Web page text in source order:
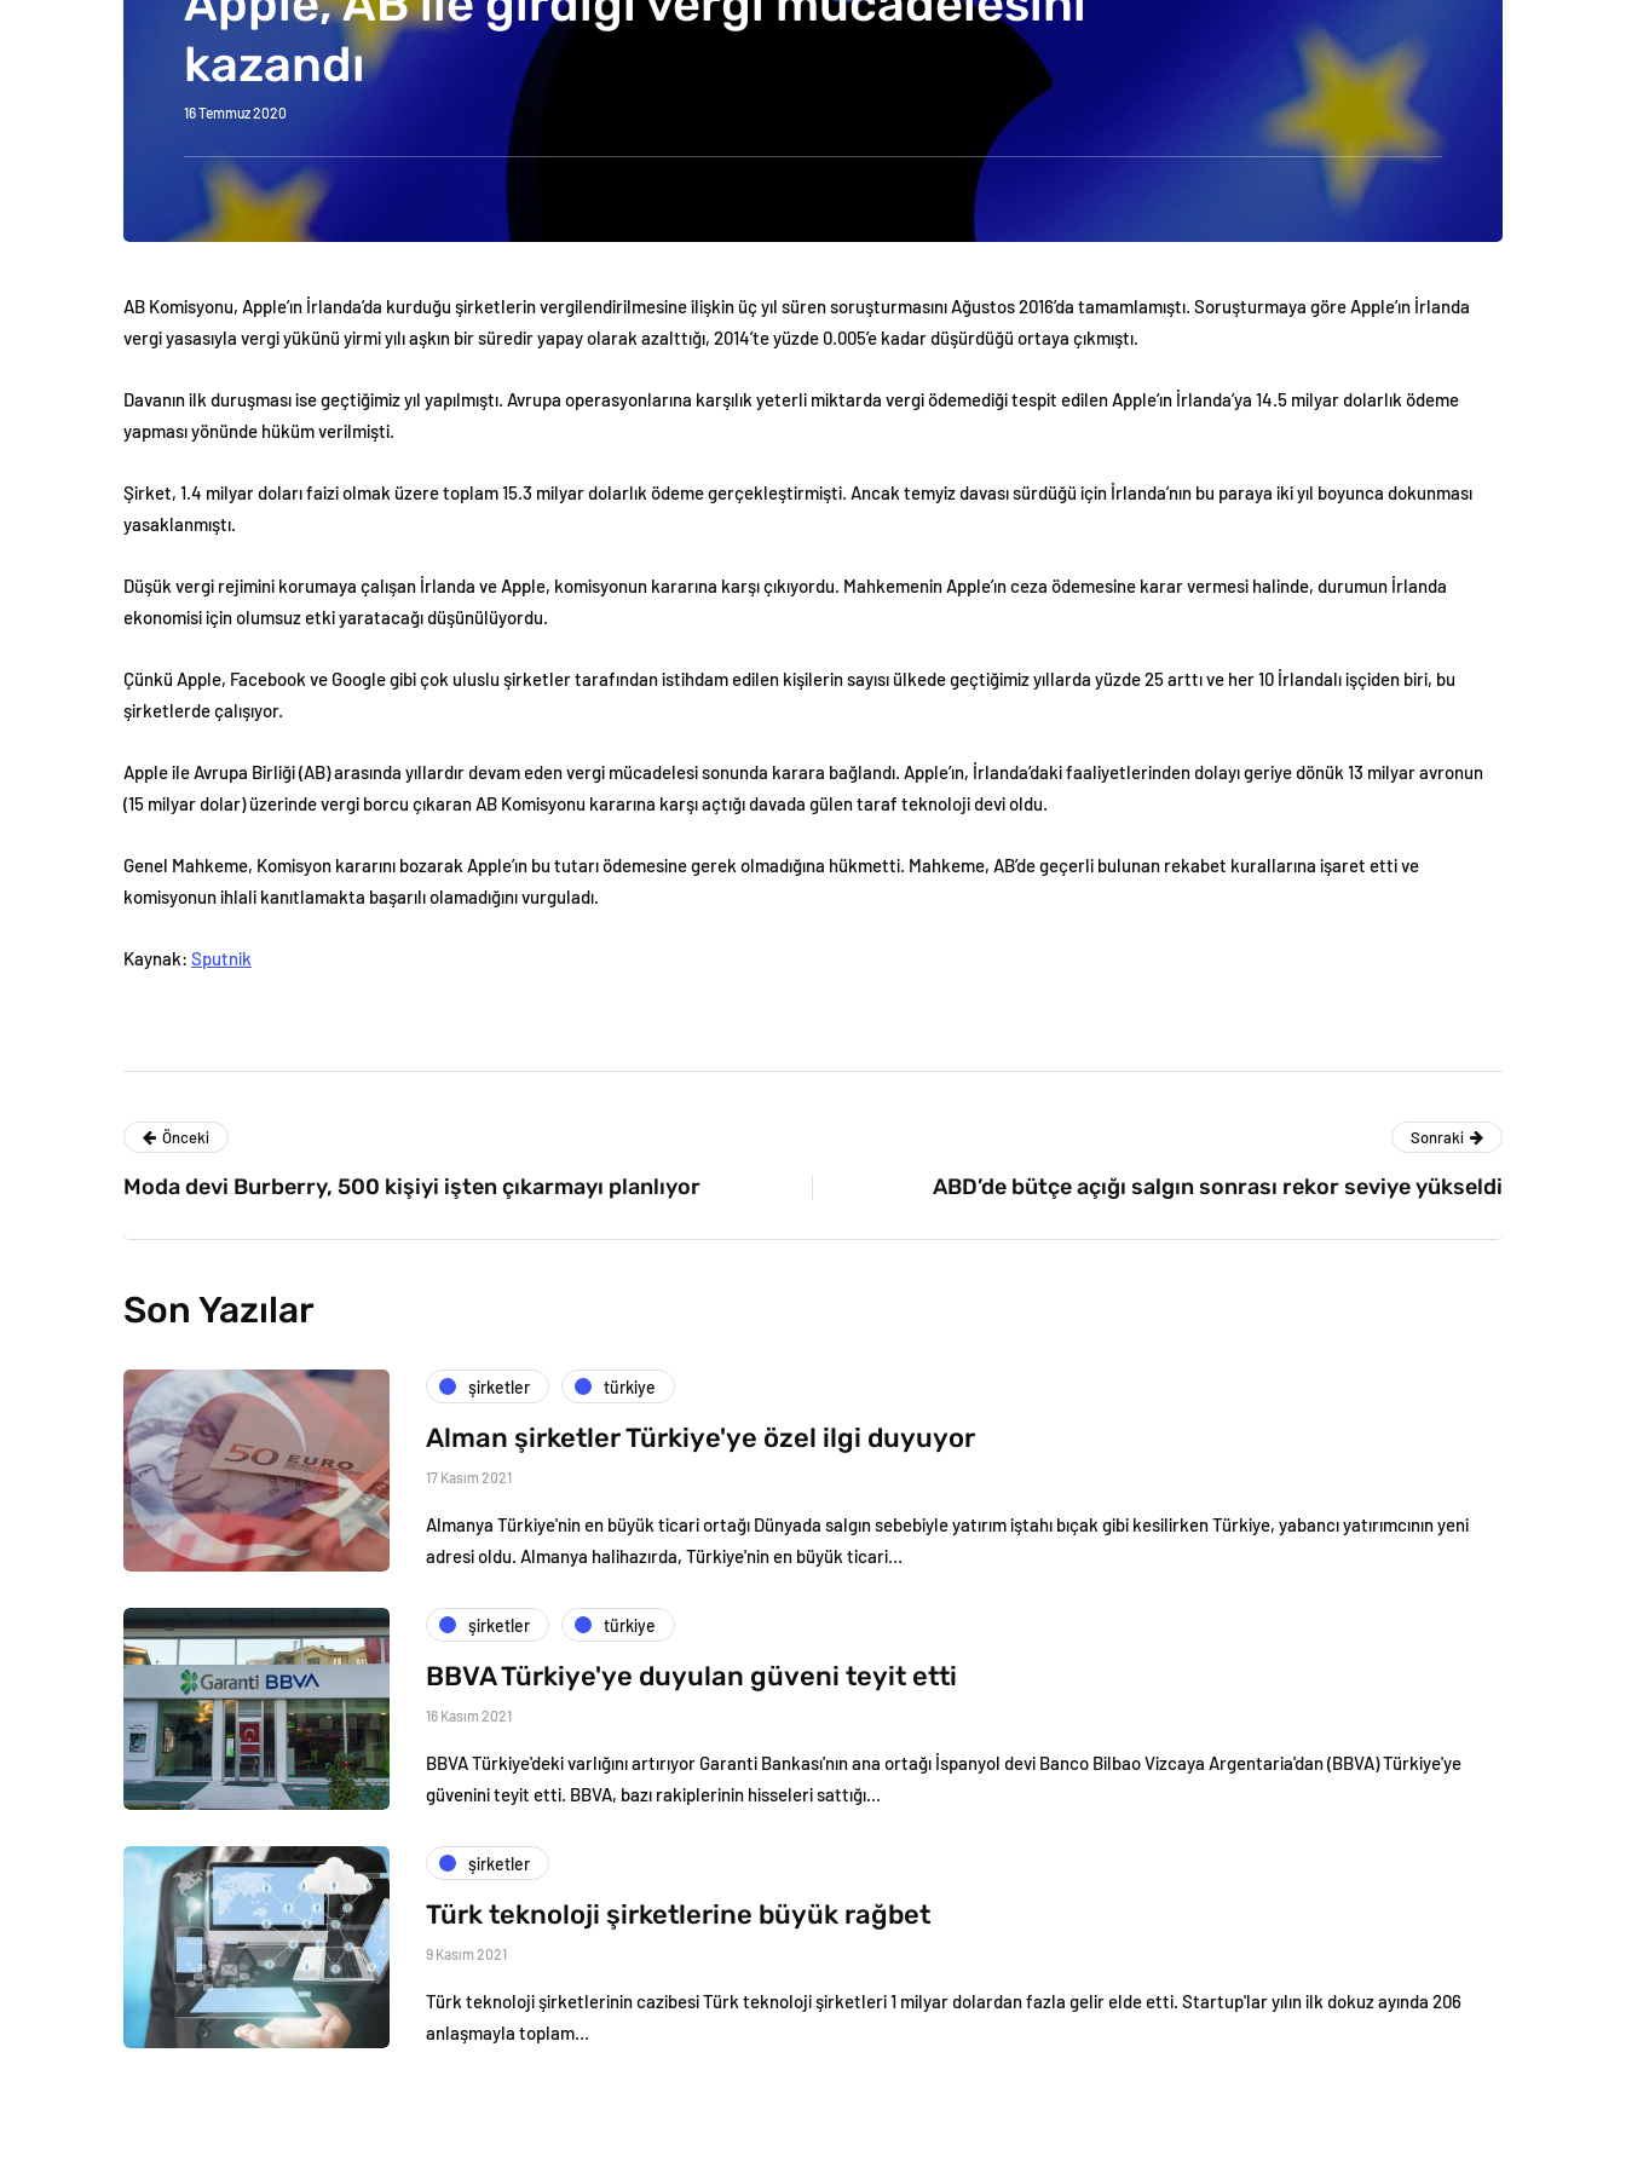
kazandı
16 Temmuz 2020
AB Komisyonu, Apple’ın İrlanda’da kurduğu şirketlerin vergilendirilmesine ilişkin üç yıl süren soruşturmasını Ağustos 2016’da tamamlamıştı. Soruşturmaya göre Apple’ın İrlanda
vergi yasasıyla vergi yükünü yirmi yılı aşkın bir süredir yapay olarak azalttığı, 2014’te yüzde 0.005’e kadar düşürdüğü ortaya çıkmıştı.
Davanın ilk duruşması ise geçtiğimiz yıl yapılmıştı. Avrupa operasyonlarına karşılık yeterli miktarda vergi ödemediği tespit edilen Apple’ın İrlanda’ya 14.5 milyar dolarlık ödeme
yapması yönünde hüküm verilmişti.
Şirket, 1.4 milyar doları faizi olmak üzere toplam 15.3 milyar dolarlık ödeme gerçekleştirmişti. Ancak temyiz davası sürdüğü için İrlanda’nın bu paraya iki yıl boyunca dokunması
yasaklanmıştı.
Düşük vergi rejimini korumaya çalışan İrlanda ve Apple, komisyonun kararına karşı çıkıyordu. Mahkemenin Apple’ın ceza ödemesine karar vermesi halinde, durumun İrlanda
ekonomisi için olumsuz etki yaratacağı düşünülüyordu.
Çünkü Apple, Facebook ve Google gibi çok uluslu şirketler tarafından istihdam edilen kişilerin sayısı ülkede geçtiğimiz yıllarda yüzde 25 arttı ve her 10 İrlandalı işçiden biri, bu
şirketlerde çalışıyor.
Apple ile Avrupa Birliği (AB) arasında yıllardır devam eden vergi mücadelesi sonunda karara bağlandı. Apple’ın, İrlanda’daki faaliyetlerinden dolayı geriye dönük 13 milyar avronun
(15 milyar dolar) üzerinde vergi borcu çıkaran AB Komisyonu kararına karşı açtığı davada gülen taraf teknoloji devi oldu.
Genel Mahkeme, Komisyon kararını bozarak Apple’ın bu tutarı ödemesine gerek olmadığına hükmetti. Mahkeme, AB’de geçerli bulunan rekabet kurallarına işaret etti ve
komisyonun ihlali kanıtlamakta başarılı olamadığını vurguladı.
Kaynak: Sputnik
Önceki
Moda devi Burberry, 500 kişiyi işten çıkarmayı planlıyor
Sonraki
ABD’de bütçe açığı salgın sonrası rekor seviye yükseldi
Son Yazılar
şirketler türkiye
Alman şirketler Türkiye'ye özel ilgi duyuyor
17 Kasım 2021
Almanya Türkiye'nin en büyük ticari ortağı Dünyada salgın sebebiyle yatırım iştahı bıçak gibi kesilirken Türkiye, yabancı yatırımcının yeni
adresi oldu. Almanya halihazırda, Türkiye'nin en büyük ticari…
şirketler türkiye
BBVA Türkiye'ye duyulan güveni teyit etti
16 Kasım 2021
BBVA Türkiye'deki varlığını artırıyor Garanti Bankası'nın ana ortağı İspanyol devi Banco Bilbao Vizcaya Argentaria'dan (BBVA) Türkiye'ye
güvenini teyit etti. BBVA, bazı rakiplerinin hisseleri sattığı…
şirketler
Türk teknoloji şirketlerine büyük rağbet
9 Kasım 2021
Türk teknoloji şirketlerinin cazibesi Türk teknoloji şirketleri 1 milyar dolardan fazla gelir elde etti. Startup'lar yılın ilk dokuz ayında 206
anlaşmayla toplam…